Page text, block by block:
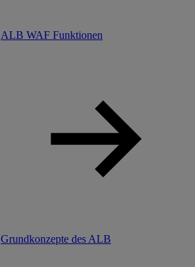
ALB WAF Funktionen
Grundkonzepte des ALB